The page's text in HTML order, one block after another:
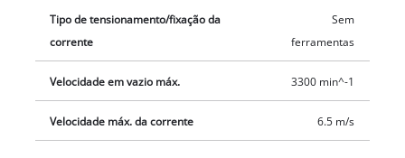
Tipo de tensionamento/fixação da
corrente
Sem
ferramentas
Velocidade em vazio máx. 3300 min^-1
Velocidade máx. da corrente 6.5 m/s